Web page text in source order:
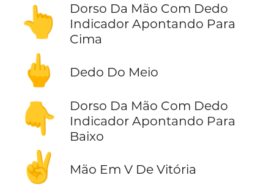
👆
Dorso Da Mão Com Dedo
Indicador Apontando Para
Cima
🖕 Dedo Do Meio
👇
Dorso Da Mão Com Dedo
Indicador Apontando Para
Baixo
✌️ Mão Em V De Vitória